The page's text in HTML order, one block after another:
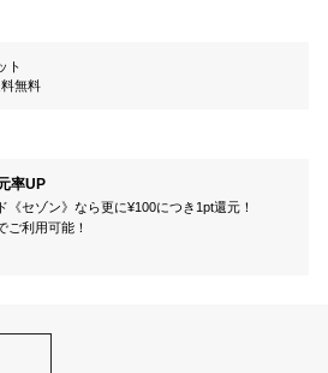
ト
無料
率UP
セゾン》なら更に¥100につき1pt還元！
ご利用可能！